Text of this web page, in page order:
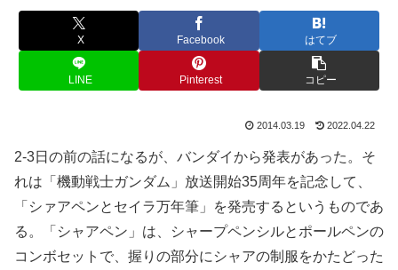
X Facebook はてブ
LINE Pinterest コピー
2014.03.19 2022.04.22
2-3日の前の話になるが、バンダイから発表があった。そ
れは「機動戦士ガンダム」放送開始35周年を記念して、
「シァアペンとセイラ万年筆」を発売するというものであ
る。「シャアペン」は、シャープペンシルとポールペンの
コンボセットで、握りの部分にシャアの制服をかたどった